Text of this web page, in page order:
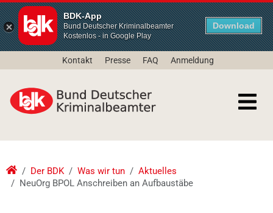
BDK-App
Bund Deutscher Kriminalbeamter
Kostenlos - in Google Play
Download
Kontakt Presse FAQ Anmeldung
Der BDK Was wir tun
Aktuelles
NeuOrg BPOL Anschreiben an Aufbaustäbe